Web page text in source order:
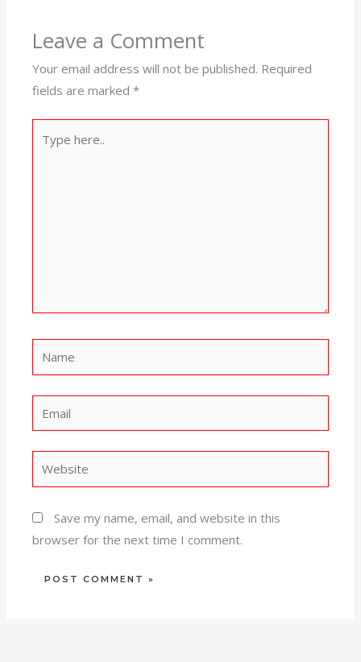
Leave a Comment
Your email address will not be published. Required
fields are marked*
here..
Website
Save my name, email, and website in this
browser for the next time I comment.